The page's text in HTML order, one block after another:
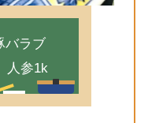
バラブ
人参1k